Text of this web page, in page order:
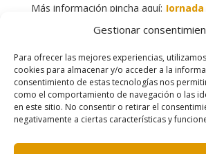
Gestionar
Para ofrecer las mejores experiencias,
cookies para almacenar y/o acceder a la
consentimiento de estas tecnologías nos
como el comportamiento de navegación o las
en este sitio. No consentir o retirar el
negativamente a ciertas características y
Más información pincha aquí:
presentación | Casa África